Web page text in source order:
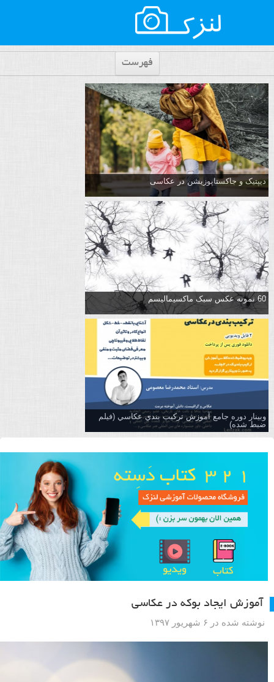
فهرست
دیپتیک و جاکستا‌پوزیشن در عکاسی
60 نمونه عکس سبک ماکسیمالیسم
وبینار دوره جامع آموزش تركيب بندي عكاسي (فیلم
ضبط شده)
آموزش ایجاد بوکه در عکاسی
نوشته شده در ۶ شهریور ۱۳۹۷